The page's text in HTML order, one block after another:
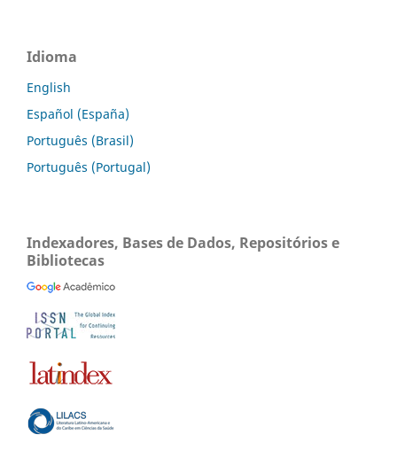
Idioma
English
Español (España)
Português (Brasil)
Português (Portugal)
Indexadores, Bases de Dados, Repositórios e
Bibliotecas